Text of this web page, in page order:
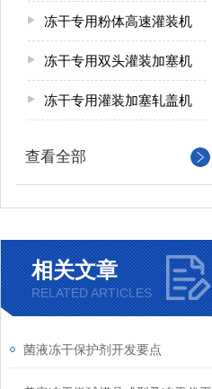
冻干专用粉体高速灌装机
冻干专用双头灌装加塞机
冻干专用灌装加塞轧盖机
查看全部
相关文章
RELATED ARTICLES
菌液冻干保护剂开发要点